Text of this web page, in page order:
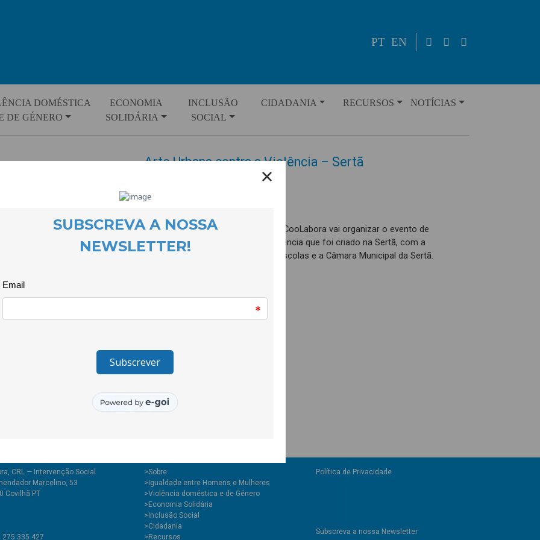
PT EN
DOMÉSTICA
DE GÉNERO
ECONOMIA
SOLIDÁRIA
INCLUSÃO
SOCIAL
CIDADANIA RECURSOS NOTÍCIAS
Arte Urbana contra a Violência – Sertã
9 December 2012
No próximo dia 12 de Dezembro, a CooLabora vai organizar o evento de
inauguração do Mural contra a Violência que foi criado na Sertã, com a
colaboração do Agrupamento de Escolas e a Câmara Municipal da Sertã.
CRL — Intervenção Social
Marcelino, 53
Covilhã PT
335 427
>Sobre
>Igualdade entre Homens e Mulheres
>Violência doméstica e de Género
>Economia Solidária
>Inclusão Social
>Cidadania
>Recursos
Política de Privacidade
Subscreva a nossa Newsletter